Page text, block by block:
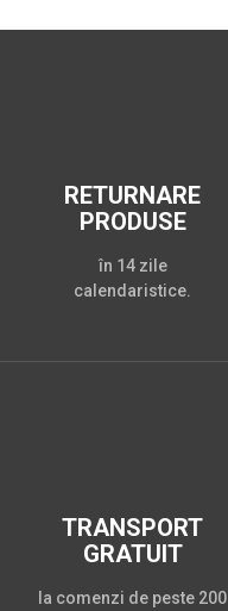
RETURNARE
PRODUSE
în 14 zile
calendaristice.
TRANSPORT
GRATUIT
la comenzi de peste 200